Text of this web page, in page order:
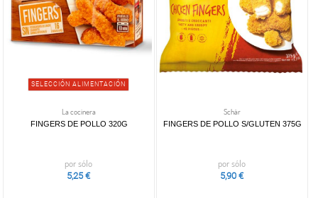
SELECCIÓN ALIMENTACIÓN
La cocinera
FINGERS DE POLLO 320G
por sólo
5,25 €
Schär
FINGERS DE POLLO S/GLUTEN 375G
por sólo
5,90 €